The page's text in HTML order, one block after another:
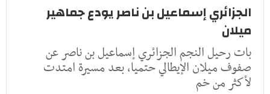
الجزائري إسماعيل بن ناصر يودع جماهير
ميلان
بات رحيل النجم الجزائري إسماعيل بن ناصر عن
صفوف ميلان الإيطالي حتميا، بعد مسيرة امتدت
لأكثر من خم